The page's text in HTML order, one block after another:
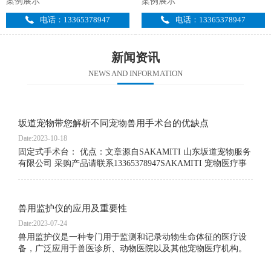
电话：13365378947 电话：13365378947
新闻资讯
NEWS AND INFORMATION
坂道宠物带您解析不同宠物兽用手术台的优缺点
Date:2023-10-18
固定式手术台： 优点：文章源自SAKAMITI 山东坂道宠物服务
有限公司 采购产品请联系13365378947SAKAMITI 宠物医疗事
固，提供良好的工作空间。 可以根据实际需求进行个性化定
制。 缺点：文章源自SAKAMITI 山东坂道宠物服务有限公司
采购产品请联
兽用监护仪的应用及重要性
Date:2023-07-24
兽用监护仪是一种专门用于监测和记录动物生命体征的医疗设
备，广泛应用于兽医诊所、动物医院以及其他宠物医疗机构。